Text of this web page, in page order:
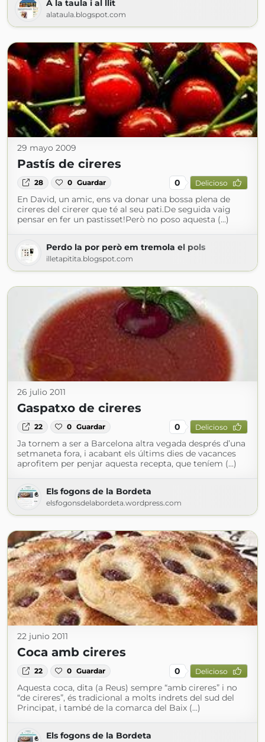
A la taula i al llit
alataula.blogspot.com
29 mayo 2009
Pastís de cireres
28 0 Guardar 0 Delicioso
En David, un amic, ens va donar una bossa plena de
cireres del cirerer que té al seu pati.De seguida vaig
pensar en fer un pastisset!Però no poso aquesta (...)
Perdo la por però em tremola el pols
illetapitita.blogspot.com
26 julio 2011
Gaspatxo de cireres
22 0 Guardar 0 Delicioso
Ja tornem a ser a Barcelona altra vegada després d’una
setmaneta fora, i acabant els últims dies de vacances
aprofitem per penjar aquesta recepta, que teníem (...)
Els fogons de la Bordeta
elsfogonsdelabordeta.wordpress.com
22 junio 2011
Coca amb cireres
22 0 Guardar 0 Delicioso
Aquesta coca, dita (a Reus) sempre “amb cireres” i no
“de cireres”, és tradicional a molts indrets del sud del
Principat, i també de la comarca del Baix (...)
Els fogons de la Bordeta